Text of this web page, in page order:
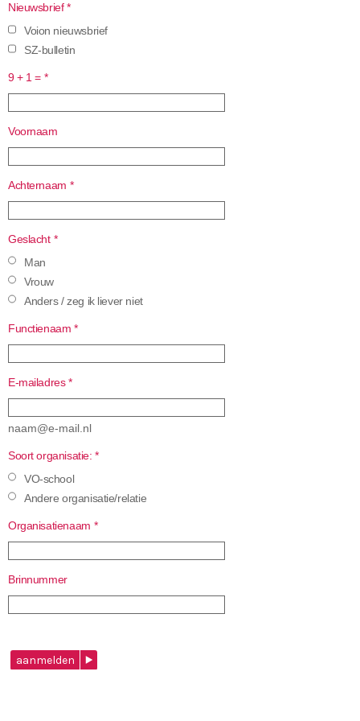
Nieuwsbrief*
Voion nieuwsbrief
SZ-bulletin
9 + 1 = *
Voornaam
Achternaam *
Geslacht*
Man
Vrouw
Anders / zeg ik liever niet
Functienaam *
E-mailadres*
naam@e-mail.nl
Soort organisatie: *
VO-school
Andere organisatie/relatie
Organisatienaam *
Brinnummer